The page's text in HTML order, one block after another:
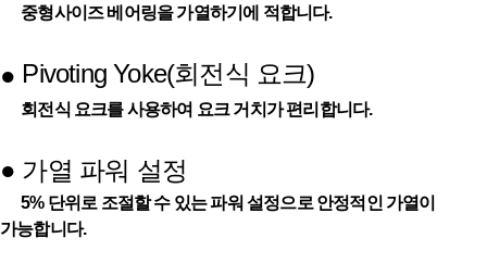
중형사이즈 베어링을 가열하기에 적합니다.
● Pivoting Yoke(회전식 요크)
회전식 요크를 사용하여 요크 거치가 편리합니다.
● 가열 파워 설정
5% 단위로 조절할 수 있는 파워 설정으로 안정적인 가열이
가능합니다.